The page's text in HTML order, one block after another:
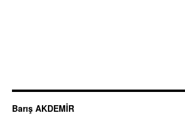
Barış AKDEMİR